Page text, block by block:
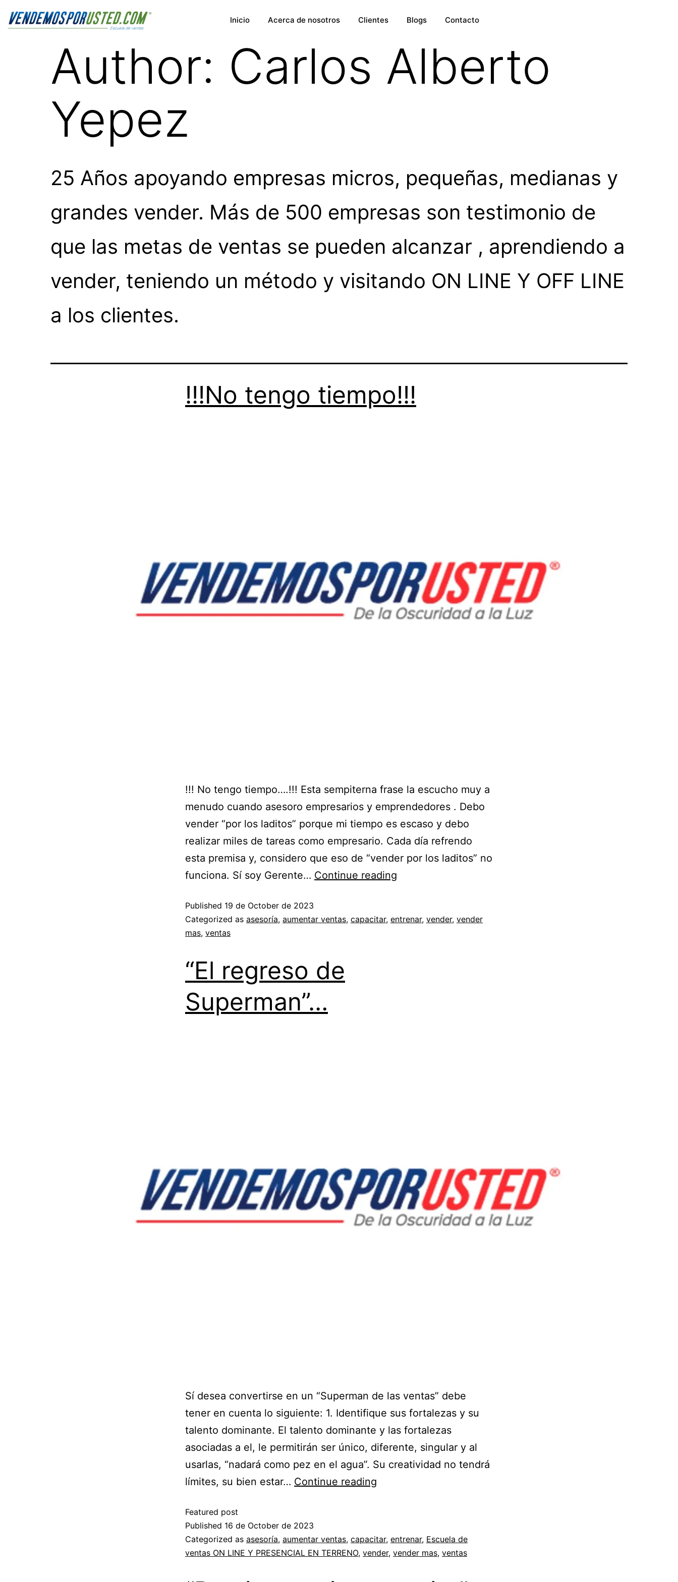
Inicio Acerca de nosotros Clientes Blogs Contacto
Author: Carlos Alberto
Yepez
25 Años apoyando empresas micros, pequeñas, medianas y
grandes vender. Más de 500 empresas son testimonio de
que las metas de ventas se pueden alcanzar , aprendiendo a
vender, teniendo un método y visitando ON LINE Y OFF LINE
a los clientes.
!!!No tengo tiempo!!!
!!! No tengo tiempo….!!! Esta sempiterna frase la escucho muy a
menudo cuando asesoro empresarios y emprendedores . Debo
vender “por los laditos” porque mi tiempo es escaso y debo
realizar miles de tareas como empresario. Cada día refrendo
esta premisa y, considero que eso de “vender por los laditos” no
funciona. Sí soy Gerente… Continue reading
Published 19 de October de 2023
Categorized as asesoría, aumentar ventas, capacitar, entrenar, vender, vender
mas, ventas
“El regreso de
Superman”…
Sí desea convertirse en un “Superman de las ventas” debe
tener en cuenta lo siguiente: 1. Identifique sus fortalezas y su
talento dominante. El talento dominante y las fortalezas
asociadas a el, le permitirán ser único, diferente, singular y al
usarlas, “nadará como pez en el agua”. Su creatividad no tendrá
límites, su bien estar… Continue reading
Featured post
Published 16 de October de 2023
Categorized as asesoría, aumentar ventas, capacitar, entrenar, Escuela de
ventas ON LINE Y PRESENCIAL EN TERRENO, vender, vender mas, ventas